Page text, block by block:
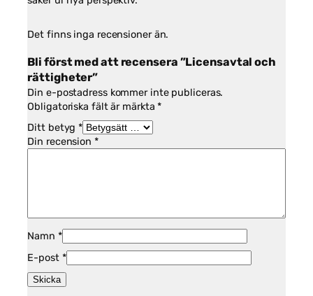
Det finns inga recensioner än.
Bli först med att recensera ”Licensavtal och
rättigheter”
Din e-postadress kommer inte publiceras.
Obligatoriska fält är märkta*
Ditt betyg*
Din recension *
Namn *
E-post *